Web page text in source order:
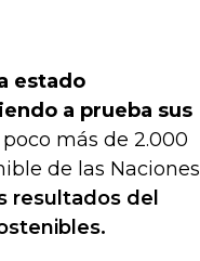
estado
a prueba sus
más de 2.000
de las Naciones
resultados del